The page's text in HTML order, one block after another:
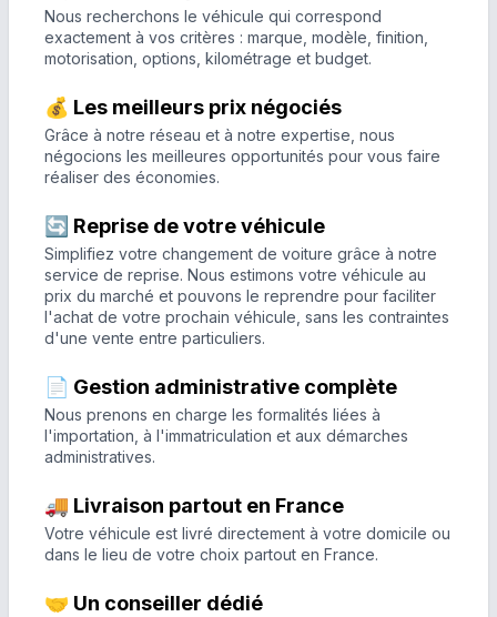
Nous recherchons le véhicule qui correspond
exactement à vos critères : marque, modèle, finition,
motorisation, options, kilométrage et budget.
💰 Les meilleurs prix négociés
Grâce à notre réseau et à notre expertise, nous
négocions les meilleures opportunités pour vous faire
réaliser des économies.
🔄 Reprise de votre véhicule
Simplifiez votre changement de voiture grâce à notre
service de reprise. Nous estimons votre véhicule au
prix du marché et pouvons le reprendre pour faciliter
l'achat de votre prochain véhicule, sans les contraintes
d'une vente entre particuliers.
📄 Gestion administrative complète
Nous prenons en charge les formalités liées à
l'importation, à l'immatriculation et aux démarches
administratives.
🚚 Livraison partout en France
Votre véhicule est livré directement à votre domicile ou
dans le lieu de votre choix partout en France.
🤝 Un conseiller dédié